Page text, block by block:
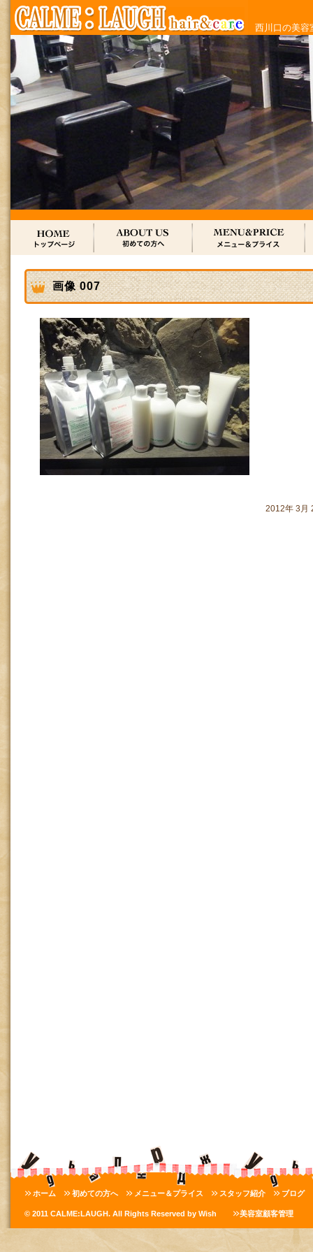
西川口の美容
画像 007
2012年 3月
ホーム 初めての方へ メニュー＆プライス スタッフ紹介 ブログ
© 2011 CALME:LAUGH. All Rights Reserved by Wish 美容室顧客管理